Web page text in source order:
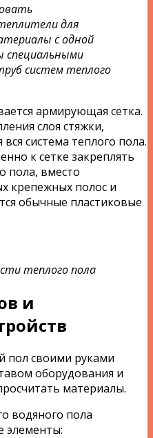
для
с одной
специальными
систем теплого
армирующая сетка.
слоя стяжки,
система теплого пола.
к сетке закреплять
пола, вместо
крепежных полос и
обычные пластиковые
теплого пола
и
пол своими руками
оборудования и
материалы.
водяного пола
элементы: